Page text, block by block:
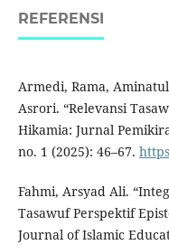
REFERENSI
Armedi, Rama,
Asrori. “Relevansi
Hikamia: Jurnal
no. 1 (2025): 46–67.
Fahmi, Arsyad Ali.
Tasawuf Perspektif
Journal of Islamic